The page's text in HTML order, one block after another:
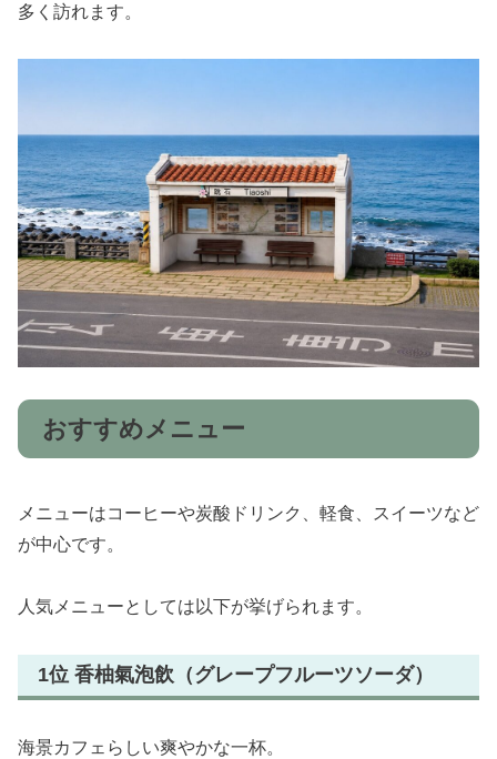
多く訪れます。
おすすめメニュー
メニューはコーヒーや炭酸ドリンク、軽食、スイーツなど
が中心です。
人気メニューとしては以下が挙げられます。
1位 香柚氣泡飲（グレープフルーツソーダ）
海景カフェらしい爽やかな一杯。